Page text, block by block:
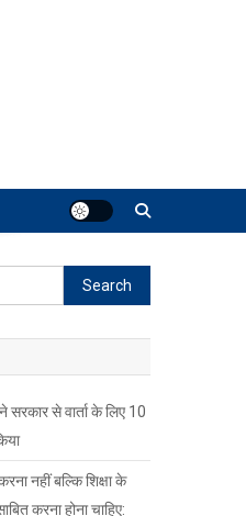
Search
for:
सरकार से वार्ता के लिए 10
करना नहीं बल्कि शिक्षा के
करना होना चाहिए: